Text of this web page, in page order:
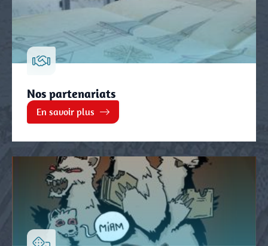
Nos partenariats
En savoir plus